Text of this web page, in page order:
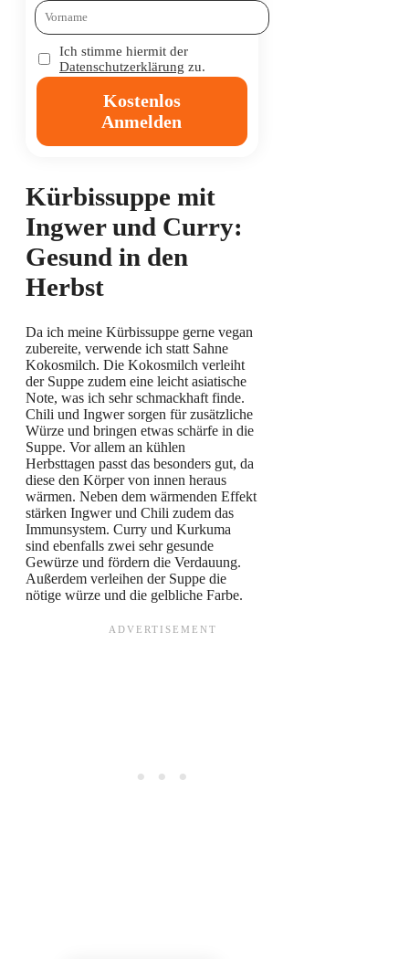
Ich stimme hiermit der
Datenschutzerklärung zu.
Kostenlos
Anmelden
Kürbissuppe mit
Ingwer und Curry:
Gesund in den
Herbst
Da ich meine Kürbissuppe gerne vegan
zubereite, verwende ich statt Sahne
Kokosmilch. Die Kokosmilch verleiht
der Suppe zudem eine leicht asiatische
Note, was ich sehr schmackhaft finde.
Chili und Ingwer sorgen für zusätzliche
Würze und bringen etwas schärfe in die
Suppe. Vor allem an kühlen
Herbsttagen passt das besonders gut, da
diese den Körper von innen heraus
wärmen. Neben dem wärmenden Effekt
stärken Ingwer und Chili zudem das
Immunsystem. Curry und Kurkuma
sind ebenfalls zwei sehr gesunde
Gewürze und fördern die Verdauung.
Außerdem verleihen der Suppe die
nötige würze und die gelbliche Farbe.